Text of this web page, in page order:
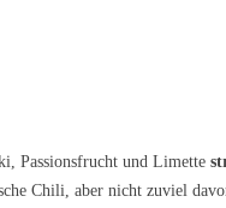
Passionsfrucht und Limette
Chili, aber nicht zuviel